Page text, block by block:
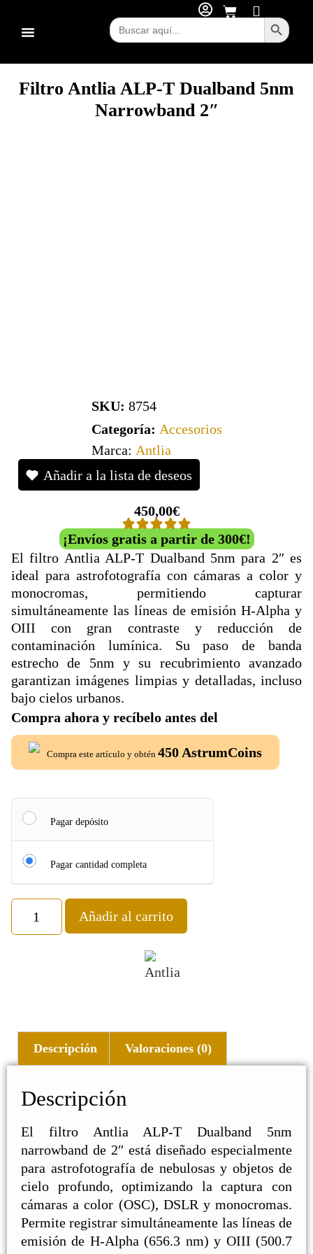
Buscar: Botón
Filtro Antlia ALP-T Dualband 5nm
Narrowband 2″
SKU: 8754
Categoría: Accesorios
Marca: Antlia
Añadir a la lista de deseos
450,00€
¡Envíos gratis a partir de 300€!
El filtro Antlia ALP-T Dualband 5nm para 2″ es
ideal para astrofotografía con cámaras a color y
monocromas, permitiendo capturar
simultáneamente las líneas de emisión H-Alpha y
OIII con gran contraste y reducción de
contaminación lumínica. Su paso de banda
estrecho de 5nm y su recubrimiento avanzado
garantizan imágenes limpias y detalladas, incluso
bajo cielos urbanos.
Compra ahora y recíbelo antes del
Compra este artículo y obtén 450 AstrumCoins
Pagar depósito
Pagar cantidad completa
Añadir al carrito
Descripción Valoraciones (0)
Descripción
El filtro Antlia ALP-T Dualband 5nm
narrowband de 2″ está diseñado especialmente
para astrofotografía de nebulosas y objetos de
cielo profundo, optimizando la captura con
cámaras a color (OSC), DSLR y monocromas.
Permite registrar simultáneamente las líneas de
emisión de H-Alpha (656.3 nm) y OIII (500.7